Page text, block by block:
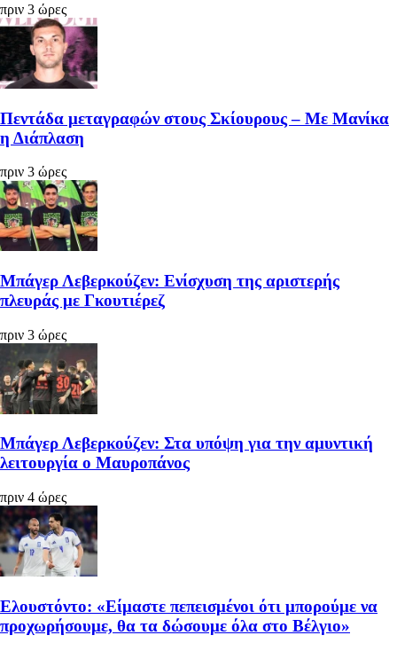
πριν 3 ώρες
Πεντάδα μεταγραφών στους Σκίουρους – Με Μανίκα
η Διάπλαση
πριν 3 ώρες
Μπάγερ Λεβερκούζεν: Ενίσχυση της αριστερής
πλευράς με Γκουτιέρεζ
πριν 3 ώρες
Μπάγερ Λεβερκούζεν: Στα υπόψη για την αμυντική
λειτουργία ο Μαυροπάνος
πριν 4 ώρες
Ελουστόντο: «Είμαστε πεπεισμένοι ότι μπορούμε να
προχωρήσουμε, θα τα δώσουμε όλα στο Βέλγιο»